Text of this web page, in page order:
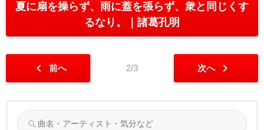
夏に扇を操らず、雨に蓋を張らず、衆と同じくす
るなり。
諸葛孔明
chevron_left 前へ 2/3 次へ chevron_right
search